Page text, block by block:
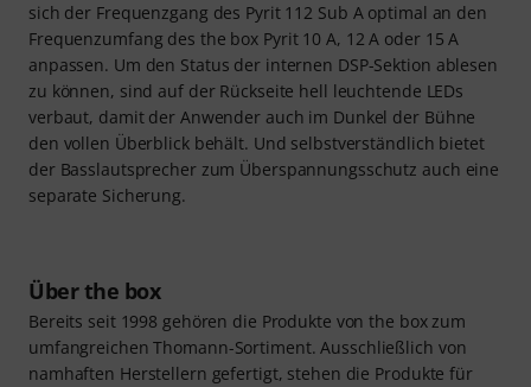
sich der Frequenzgang des Pyrit 112 Sub A optimal an den
Frequenzumfang des the box Pyrit 10 A, 12 A oder 15 A
anpassen. Um den Status der internen DSP-Sektion ablesen
zu können, sind auf der Rückseite hell leuchtende LEDs
verbaut, damit der Anwender auch im Dunkel der Bühne
den vollen Überblick behält. Und selbstverständlich bietet
der Basslautsprecher zum Überspannungsschutz auch eine
separate Sicherung.
Über the box
Bereits seit 1998 gehören die Produkte von the box zum
umfangreichen Thomann-Sortiment. Ausschließlich von
namhaften Herstellern gefertigt, stehen die Produkte für